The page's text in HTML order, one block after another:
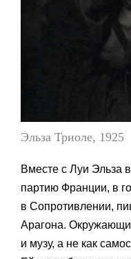
Эльза Триоле, 1925
Вместе с Луи Эльза
партию Франции, в
в Сопротивлении,
Арагона.
и музу, а не как